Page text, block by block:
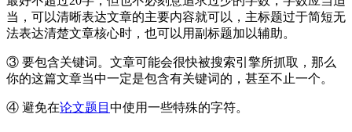
当，可以清晰表达文章的主要内容就可以，主标题过于简短无
法表达清楚文章核心时，也可以用副标题加以辅助。
③ 要包含关键词。文章可能会很快被搜索引擎所抓取，那么
你的这篇文章当中一定是包含有关键词的，甚至不止一个。
④ 避免在论文题目 中使用一些特殊的字符。